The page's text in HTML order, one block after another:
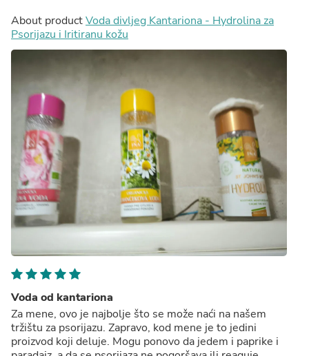
About productVoda divljeg Kantariona - Hydrolina za
Psorijazu i Iritiranu kožu
Voda od kantariona
Za mene, ovo je najbolje što se može naći na našem
tržištu za psorijazu. Zapravo, kod mene je to jedini
proizvod koji deluje. Mogu ponovo da jedem i paprike i